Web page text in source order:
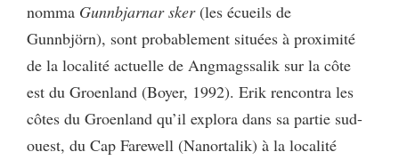
nomma Gunnbjarnar sker(les écueils de
Gunnbjörn), sont probablement situées à proximité
de la localité actuelle de Angmagssalik sur la côte
est du Groenland (Boyer, 1992). Erik rencontra les
côtes du Groenland qu’il explora dans sa partie sud-
ouest, du Cap Farewell (Nanortalik) à la localité